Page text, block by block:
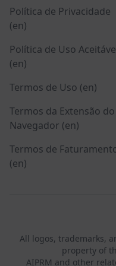
Política de Privacidade
(en)
Política de Uso
(en)
Termos de Uso (en)
Termos da Extensão do
Navegador (en)
Termos de
(en)
All logos, trademarks,
property of
AIPRM and other